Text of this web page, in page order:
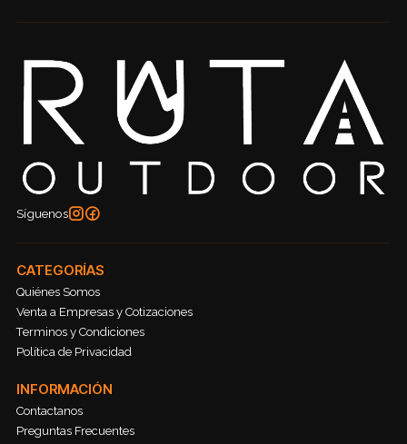
Síguenos
CATEGORÍAS
Quiénes Somos
Venta a Empresas y Cotizaciones
Terminos y Condiciones
Política de Privacidad
INFORMACIÓN
Contactanos
Preguntas Frecuentes